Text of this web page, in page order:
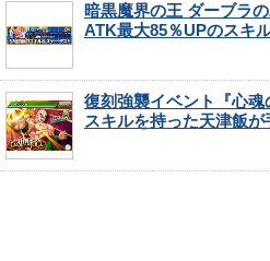
暗黒魔界の王 ダーブラ
ATK最大85％UPのスキ
復刻強襲イベント『心
スキルを持った天津飯が